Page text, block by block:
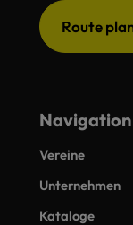
Navigation
Vereine
Unternehmen
Kataloge
Route